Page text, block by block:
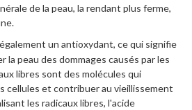
de la peau, la rendant plus ferme,
un antioxydant, ce qui signifie
la peau des dommages causés par les
libres sont des molécules qui
cellules et contribuer au vieillissement
les radicaux libres, l'acide